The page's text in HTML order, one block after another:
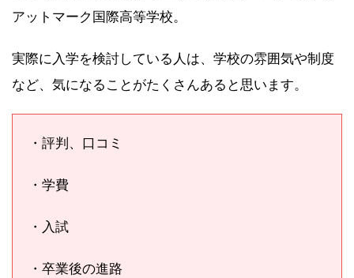
アットマーク国際高等学校。
実際に入学を検討している人は、学校の雰囲気や制度
など、気になることがたくさんあると思います。
・評判、口コミ
・学費
・入試
・卒業後の進路